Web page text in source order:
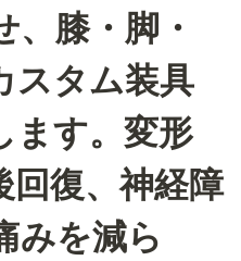
膝・脚・
スタム装具
ます。変形
回復、神経障
みを減ら